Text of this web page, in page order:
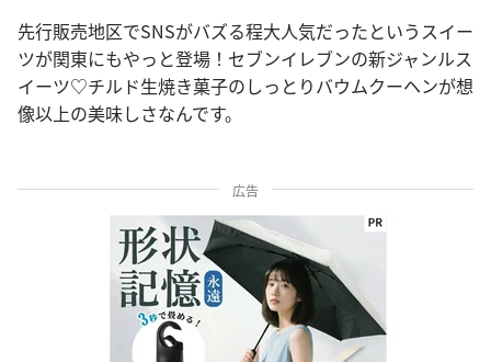
先行販売地区でSNSがバズる程大人気だったというスイー
ツが関東にもやっと登場！セブンイレブンの新ジャンルス
イーツ♡チルド生焼き菓子のしっとりバウムクーヘンが想
像以上の美味しさなんです。
広告